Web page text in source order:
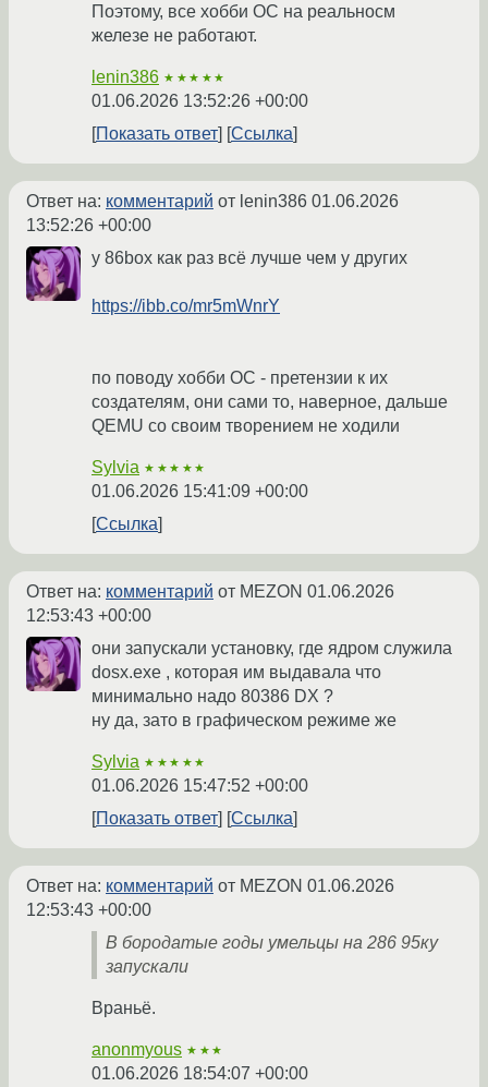
Поэтому, все хобби ОС на реальносм
железе не работают.
lenin386 ★★★★★
01.06.2026 13:52:26 +00:00
Показать ответ
Ссылка
Ответ на: комментарий от lenin386 01.06.2026
13:52:26 +00:00
у 86box как раз всё лучше чем у других
https://ibb.co/mr5mWnrY
по поводу хобби ОС - претензии к их
создателям, они сами то, наверное, дальше
QEMU со своим творением не ходили
Sylvia ★★★★★
01.06.2026 15:41:09 +00:00
Ссылка
Ответ на: комментарий от MEZON 01.06.2026
12:53:43 +00:00
они запускали установку, где ядром служила
dosx.exe , которая им выдавала что
минимально надо 80386 DX ?
ну да, зато в графическом режиме же
Sylvia ★★★★★
01.06.2026 15:47:52 +00:00
Показать ответ
Ссылка
Ответ на: комментарий от MEZON 01.06.2026
12:53:43 +00:00
В бородатые годы умельцы на 286 95ку
запускали
Враньё.
anonmyous ★★★
01.06.2026 18:54:07 +00:00